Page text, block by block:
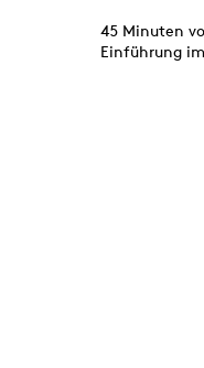
45 Minuten
Einführung